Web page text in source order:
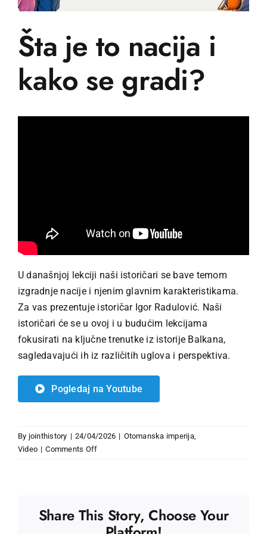
Učenje
Prijatelji
Crnogorski
Šta je to nacija i
kako se gradi?
U današnjoj lekciji naši istoričari se bave temom
izgradnje nacije i njenim glavnim karakteristikama.
Za vas prezentuje istoričar Igor Radulović. Naši
istoričari će se u ovoj i u budućim lekcijama
fokusirati na ključne trenutke iz istorije Balkana,
sagledavajući ih iz različitih uglova i perspektiva.
Pogledaj na Youtube
By jointhistory | 24/04/2026 | Otomanska imperija,
Video | Comments Offon
i
kako
Share This Story, Choose Your